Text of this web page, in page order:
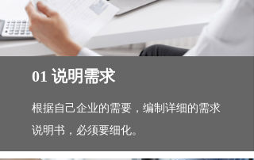
01 说明需求
根据自己企业的需要，编制详细的需求
说明书，必须要细化。